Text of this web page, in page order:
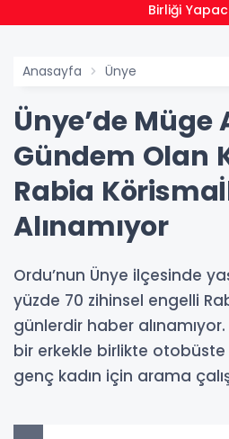
Birliği
Anasayfa Ünye
Ünye’de Müge
Gündem Olan
Rabia
Alınamıyor
Ordu’nun Ünye ilçesinde
yüzde 70 zihinsel engelli
günlerdir haber
bir erkekle birlikte
genç kadın için arama